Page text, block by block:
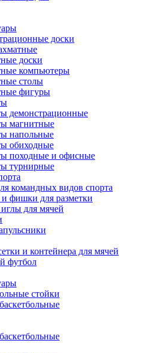
доски
доски
компьютеры
столы
фигуры
демонстрационные
магнитные
напольные
обиходные
походные и офисные
турнирные
командных видов спорта
фишки для разметки
для мячей
и контейнера для мячей
футбол
стойки